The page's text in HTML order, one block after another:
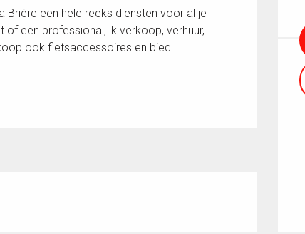
een hele reeks diensten voor al je
een professional, ik verkoop, verhuur,
ook fietsaccessoires en bied